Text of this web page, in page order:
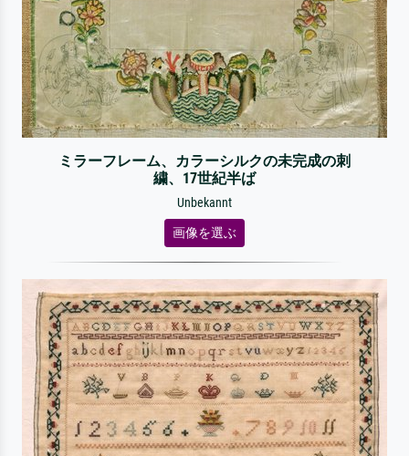
ミラーフレーム、カラーシルクの未完成の刺
繍、17世紀半ば
Unbekannt
画像を選ぶ